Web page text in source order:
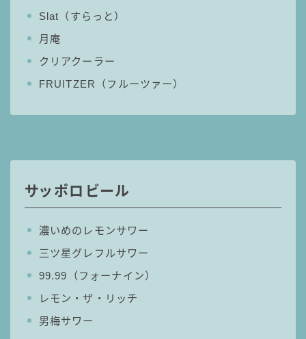
Slat（すらっと）
月庵
クリアクーラー
FRUITZER（フルーツァー）
サッポロビール
濃いめのレモンサワー
三ツ星グレフルサワー
99.99（フォーナイン）
レモン・ザ・リッチ
男梅サワー